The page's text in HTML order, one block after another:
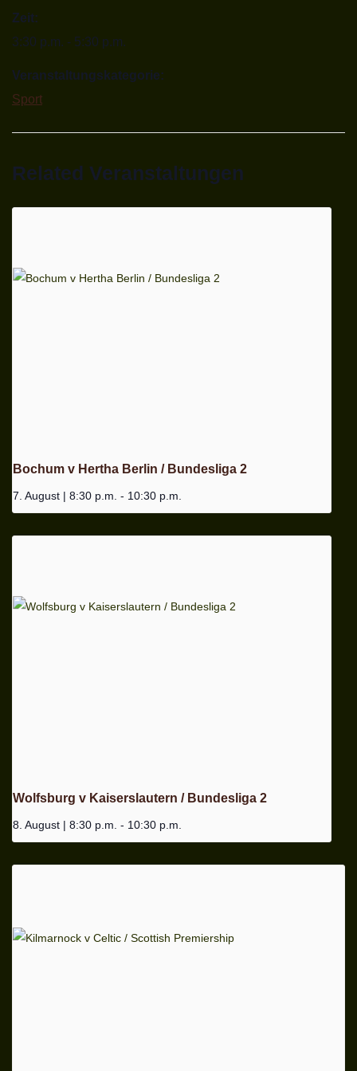
Zeit:
3:30 p.m. - 5:30 p.m.
Veranstaltungskategorie:
Sport
Related Veranstaltungen
Bochum v Hertha Berlin / Bundesliga 2
7. August | 8:30 p.m. - 10:30 p.m.
Wolfsburg v Kaiserslautern / Bundesliga 2
8. August | 8:30 p.m. - 10:30 p.m.